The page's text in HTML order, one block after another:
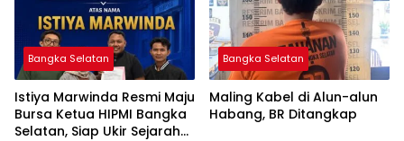
Bangka Selatan
Istiya Marwinda Resmi Maju
Bursa Ketua HIPMI Bangka
Selatan, Siap Ukir Sejarah
Bangka Selatan
Maling Kabel di Alun-alun
Habang, BR Ditangkap